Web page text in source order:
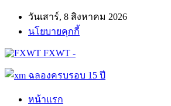
วันเสาร์, 8 สิงหาคม 2026
นโยบายคุกกี้
FXWT -
หน้าแรก